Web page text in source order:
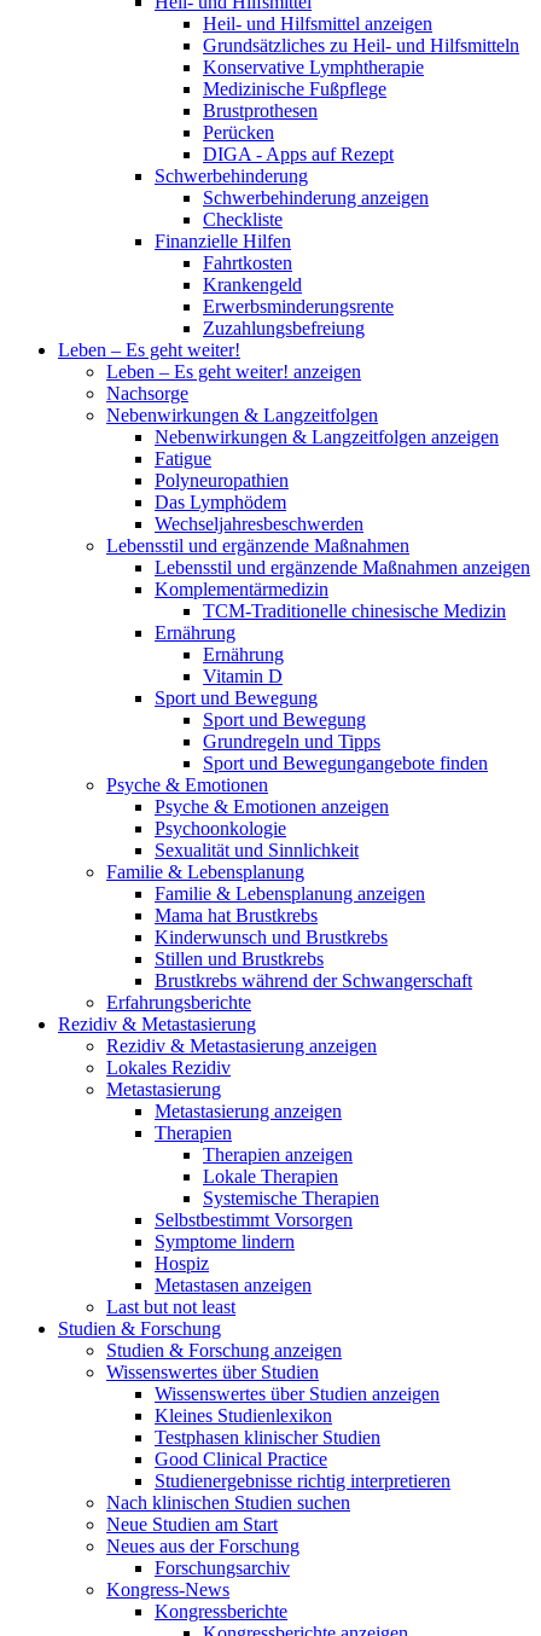
Heil- und Hilfsmittel anzeigen
Grundsätzliches zu Heil- und Hilfsmitteln
Konservative Lymphtherapie
Medizinische Fußpflege
Brustprothesen
Perücken
DIGA - Apps auf Rezept
Schwerbehinderung
Schwerbehinderung anzeigen
Checkliste
Finanzielle Hilfen
Fahrtkosten
Krankengeld
Erwerbsminderungsrente
Zuzahlungsbefreiung
Leben – Es geht weiter!
Leben – Es geht weiter! anzeigen
Nachsorge
Nebenwirkungen & Langzeitfolgen
Nebenwirkungen & Langzeitfolgen anzeigen
Fatigue
Polyneuropathien
Das Lymphödem
Wechseljahresbeschwerden
Lebensstil und ergänzende Maßnahmen
Lebensstil und ergänzende Maßnahmen anzeigen
Komplementärmedizin
TCM-Traditionelle chinesische Medizin
Ernährung
Ernährung
Vitamin D
Sport und Bewegung
Sport und Bewegung
Grundregeln und Tipps
Sport und Bewegungangebote finden
Psyche & Emotionen
Psyche & Emotionen anzeigen
Psychoonkologie
Sexualität und Sinnlichkeit
Familie & Lebensplanung
Familie & Lebensplanung anzeigen
Mama hat Brustkrebs
Kinderwunsch und Brustkrebs
Stillen und Brustkrebs
Brustkrebs während der Schwangerschaft
Erfahrungsberichte
Rezidiv & Metastasierung
Rezidiv & Metastasierung anzeigen
Lokales Rezidiv
Metastasierung
Metastasierung anzeigen
Therapien
Therapien anzeigen
Lokale Therapien
Systemische Therapien
Selbstbestimmt Vorsorgen
Symptome lindern
Hospiz
Metastasen anzeigen
Last but not least
Studien & Forschung
Studien & Forschung anzeigen
Wissenswertes über Studien
Wissenswertes über Studien anzeigen
Kleines Studienlexikon
Testphasen klinischer Studien
Good Clinical Practice
Studienergebnisse richtig interpretieren
Nach klinischen Studien suchen
Neue Studien am Start
Neues aus der Forschung
Forschungsarchiv
Kongress-News
Kongressberichte